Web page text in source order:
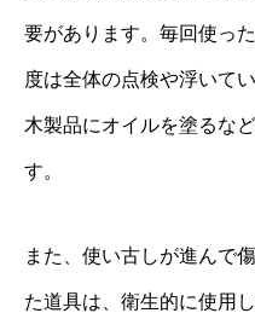
要があります。毎回使っ
度は全体の点検や浮いて
木製品にオイルを塗るな
す。
また、使い古しが進んで
た道具は、衛生的に使用